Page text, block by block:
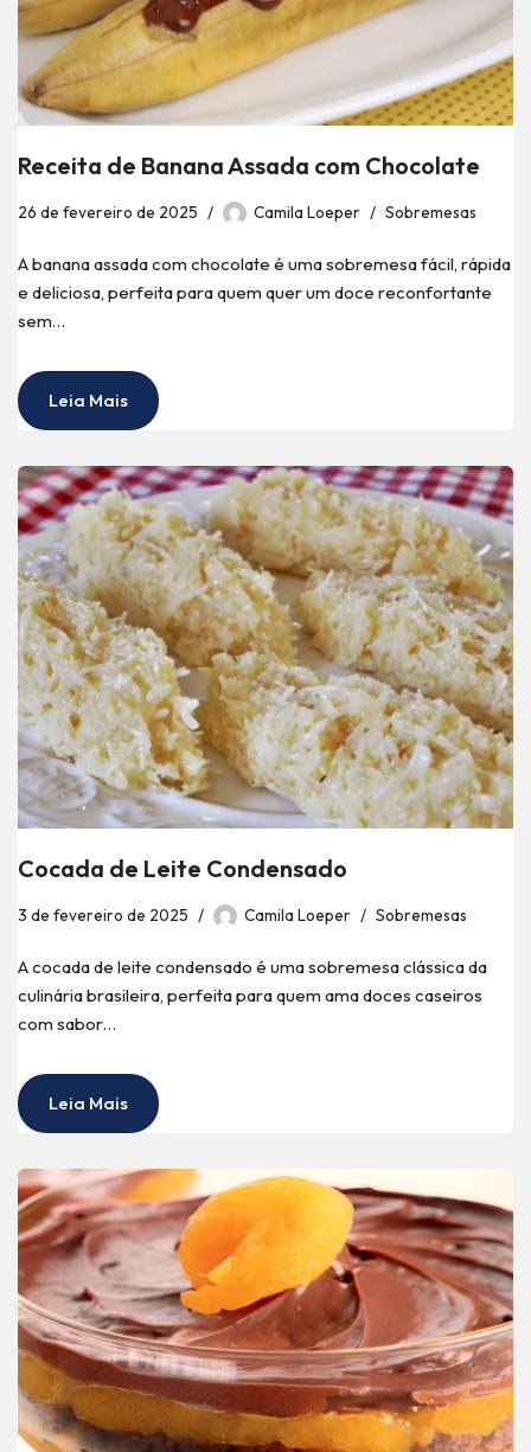
Receita de Banana Assada com Chocolate
26 de fevereiro de 2025 Camila Loeper Sobremesas
A banana assada com chocolate é uma sobremesa fácil, rápida
e deliciosa, perfeita para quem quer um doce reconfortante
sem…
Leia Mais
Cocada de Leite Condensado
3 de fevereiro de 2025 Camila Loeper Sobremesas
A cocada de leite condensado é uma sobremesa clássica da
culinária brasileira, perfeita para quem ama doces caseiros
com sabor…
Leia Mais